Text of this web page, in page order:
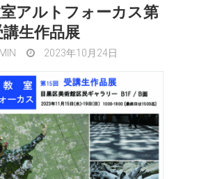
アルトフォーカス第
生作品展
2023年10月24日